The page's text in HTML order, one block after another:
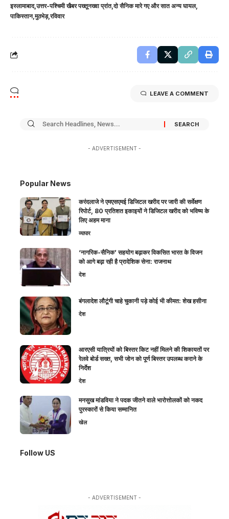
इस्लामाबाद उत्तर-पश्चिमी खैबर पख्तूनख्वा प्रांत दो सैनिक मारे गए और सात अन्य घायल
पाकिस्तान मुठभेड़ रविवार
LEAVE A COMMENT
- ADVERTISEMENT -
Popular News
करंदलाजे ने एमएसएमई डिजिटल खरीद पर जारी की सर्वेक्षण
रिपोर्ट, 80 प्रतिशत इकाइयों ने डिजिटल खरीद को भविष्य के
लिए अहम माना
व्यापार
‘नागरिक-सैनिक’ सहयोग बढ़ाकर विकसित भारत के विजन
को आगे बढ़ा रही है प्रादेशिक सेना: राजनाथ
देश
बंगलादेश लौटूंगी चाहे चुकानी पड़े कोई भी कीमत: शेख हसीना
देश
आरएसी यात्रियों को बिस्तर किट नहीं मिलने की शिकायतों पर
रेलवे बोर्ड सख्त, सभी जोन को पूर्ण बिस्तर उपलब्ध कराने के
निर्देश
देश
मनसुख मांडविया ने पदक जीतने वाले भारोत्तोलकों को नकद
पुरस्कारों से किया सम्मानित
खेल
Follow US
- ADVERTISEMENT -